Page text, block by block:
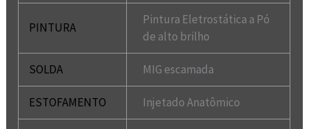
PINTURA
Pintura Eletrostática a Pó
de alto brilho
SOLDA MIG escamada
ESTOFAMENTO Injetado Anatômico